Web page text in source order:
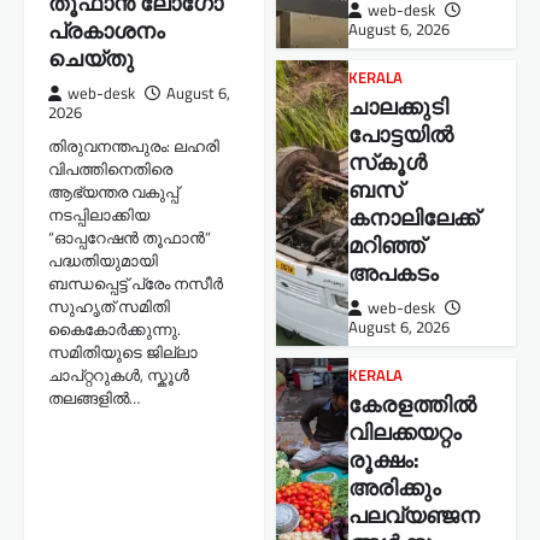
സിനിമ – സീരിയൽ താരം സണ്ണി
മാന്നാങ്കരിക്ക് സ്പഷ്യൽ ജൂറി അവാർഡ്
June 16, 2026
പ്രകാശനം
ചെയ്തു
web-desk
August 6,
2026
തിരുവനന്തപുരം: ലഹരി
വിപത്തിനെതിരെ
ആഭ്യന്തര വകുപ്പ്
നടപ്പിലാക്കിയ
“ഓപ്പറേഷൻ തൂഫാൻ”
പദ്ധതിയുമായി
ബന്ധപ്പെട്ട് പ്രേം നസീർ
സുഹൃത് സമിതി
കൈകോർക്കുന്നു.
സമിതിയുടെ ജില്ലാ
ചാപ്റ്ററുകൾ, സ്കൂൾ
തലങ്ങളിൽ…
web-desk
August 6, 2026
KERALA
ചാലക്കുടി
പോട്ടയിൽ
സ്‌കൂൾ
ബസ്
കനാലിലേക്ക്
മറിഞ്ഞ്
അപകടം
web-desk
August 6, 2026
KERALA
കേരളത്തില്‍
വിലക്കയറ്റം
രൂക്ഷം:
അരിക്കും
പലവ്യഞ്ജന